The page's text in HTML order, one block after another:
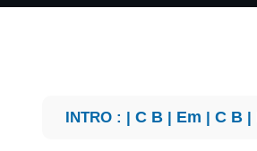
INTRO : | C B| Em | C B|